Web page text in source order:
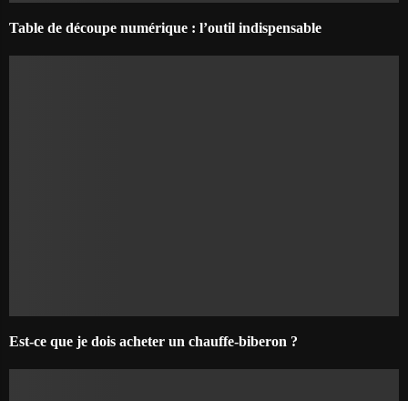
Table de découpe numérique : l’outil indispensable
Est-ce que je dois acheter un chauffe-biberon ?